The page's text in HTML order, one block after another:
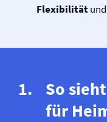
Flexibilitätund
So
für